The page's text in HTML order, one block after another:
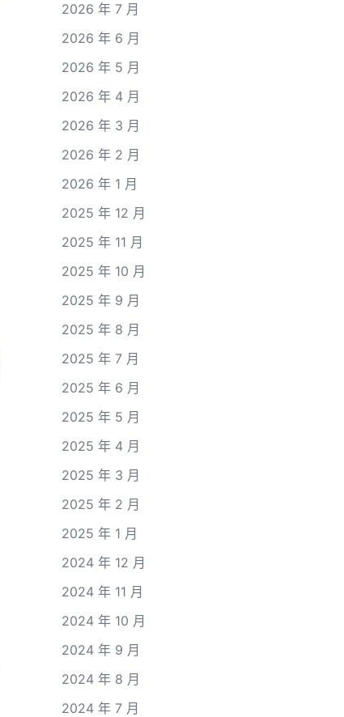
2026 年 7 月
2026 年 6 月
2026 年 5 月
2026 年 4 月
2026 年 3 月
2026 年 2 月
2026 年 1 月
2025 年 12 月
2025 年 11 月
2025 年 10 月
2025 年 9 月
2025 年 8 月
2025 年 7 月
2025 年 6 月
2025 年 5 月
2025 年 4 月
2025 年 3 月
2025 年 2 月
2025 年 1 月
2024 年 12 月
2024 年 11 月
2024 年 10 月
2024 年 9 月
2024 年 8 月
2024 年 7 月